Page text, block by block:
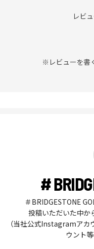
レビ
※レビューを書
#
＃BRIDGESTONE
投稿いただいた中か
（当社公式Instagramア
ウント